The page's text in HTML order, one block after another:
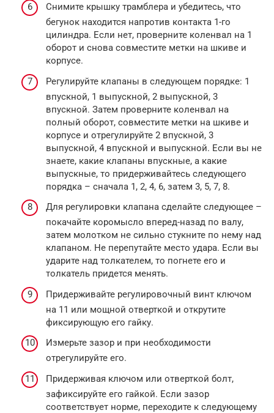
Снимите крышку трамблера и убедитесь, что
бегунок находится напротив контакта 1-го
цилиндра. Если нет, проверните коленвал на 1
оборот и снова совместите метки на шкиве и
корпусе.
Регулируйте клапаны в следующем порядке: 1
впускной, 1 выпускной, 2 выпускной, 3
впускной. Затем проверните коленвал на
полный оборот, совместите метки на шкиве и
корпусе и отрегулируйте 2 впускной, 3
выпускной, 4 впускной и выпускной. Если вы не
знаете, какие клапаны впускные, а какие
выпускные, то придерживайтесь следующего
порядка – сначала 1, 2, 4, 6, затем 3, 5, 7, 8.
Для регулировки клапана сделайте следующее –
покачайте коромысло вперед-назад по валу,
затем молотком не сильно стукните по нему над
клапаном. Не перепутайте место удара. Если вы
ударите над толкателем, то погнете его и
толкатель придется менять.
Придерживайте регулировочный винт ключом
на 11 или мощной отверткой и открутите
фиксирующую его гайку.
Измерьте зазор и при необходимости
отрегулируйте его.
Придерживая ключом или отверткой болт,
зафиксируйте его гайкой. Если зазор
соответствует норме, переходите к следующему